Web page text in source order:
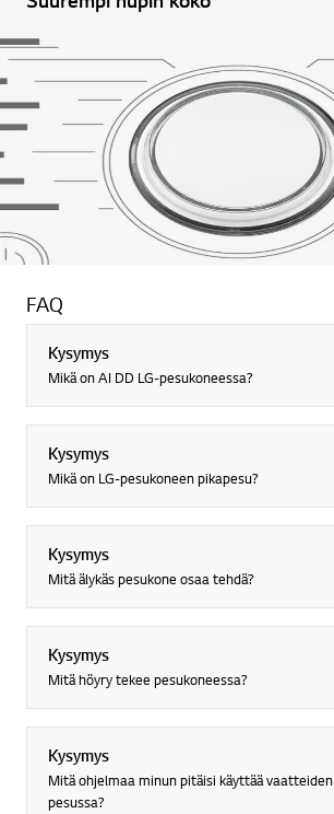
FAQ
Kysymys
Mikä on AI DD LG-pesukoneessa?
Kysymys
Mikä on LG-pesukoneen pikapesu?
Kysymys
Mitä älykäs pesukone osaa tehdä?
Kysymys
Mitä höyry tekee pesukoneessa?
Kysymys
Mitä ohjelmaa minun pitäisi käyttää vaatteiden
pesussa?